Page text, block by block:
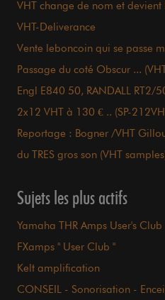
VHT change de nom et devient
VHT-Deliverance
Vente leboncoin qui se passe
Passage du coté Obscur ...
Engl E840 50, RANDALL RT2/
2x12 VHT à 130 € .. (SP-
Reportage : Bogner /VHT
du TRES gros son (VHT
Sujets les plus actifs
Yamaha THR Amps User's Club
FXamps " User Club "
Kelt amplification
CONSEIL - Sonorisation -